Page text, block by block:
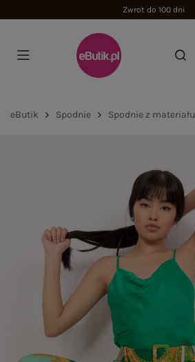
Zwrot do 100 dni
eButik Spodnie Spodnie z materiału